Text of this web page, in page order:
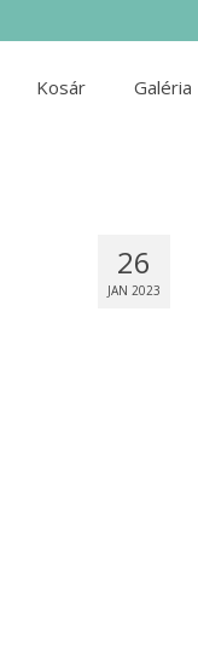
Kosár Galéria
26
JAN 2023